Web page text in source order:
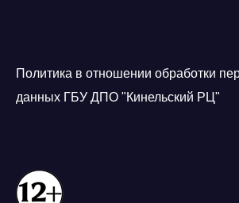
Политика в отношении обработки
данных ГБУ ДПО "Кинельский РЦ"